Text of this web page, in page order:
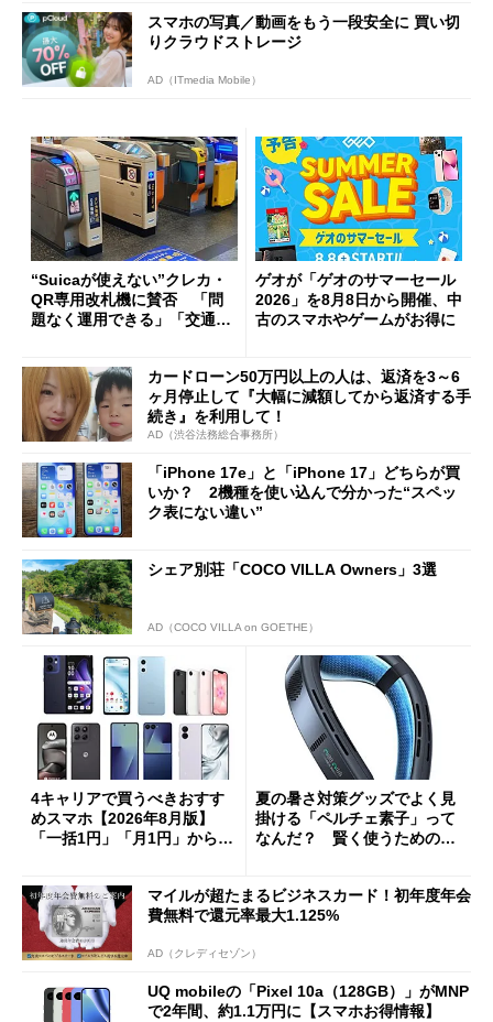
スマホの写真／動画をもう一段安全に 買い切
りクラウドストレージ
AD（ITmedia Mobile）
“Suicaが使えない”クレカ・
QR専用改札機に賛否 「問
題なく運用できる」「交通系I
ゲオが「ゲオのサマーセール
2026」を8月8日から開催、中
古のスマホやゲームがお得に
カードローン50万円以上の人は、返済を3～6
ヶ月停止して『大幅に減額してから返済する手
続き』を利用して！
AD（渋谷法務総合事務所）
「iPhone 17e」と「iPhone 17」どちらが買
いか？ 2機種を使い込んで分かった“スペッ
ク表にない違い”
シェア別荘「COCO VILLA Owners」3選
AD（COCO VILLA on GOETHE）
4キャリアで買うべきおすす
めスマホ【2026年8月版】
「一括1円」「月1円」からお
夏の暑さ対策グッズでよく見
掛ける「ペルチェ素子」って
なんだ？ 賢く使うための注
マイルが超たまるビジネスカード！初年度年会
費無料で還元率最大1.125%
AD（クレディセゾン）
UQ mobileの「Pixel 10a（128GB）」がMNP
で2年間、約1.1万円に【スマホお得情報】